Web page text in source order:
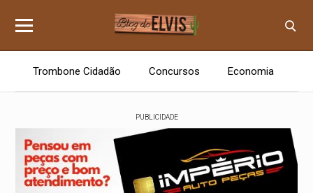
Trombone Cidadão Concursos Economia
PUBLICIDADE